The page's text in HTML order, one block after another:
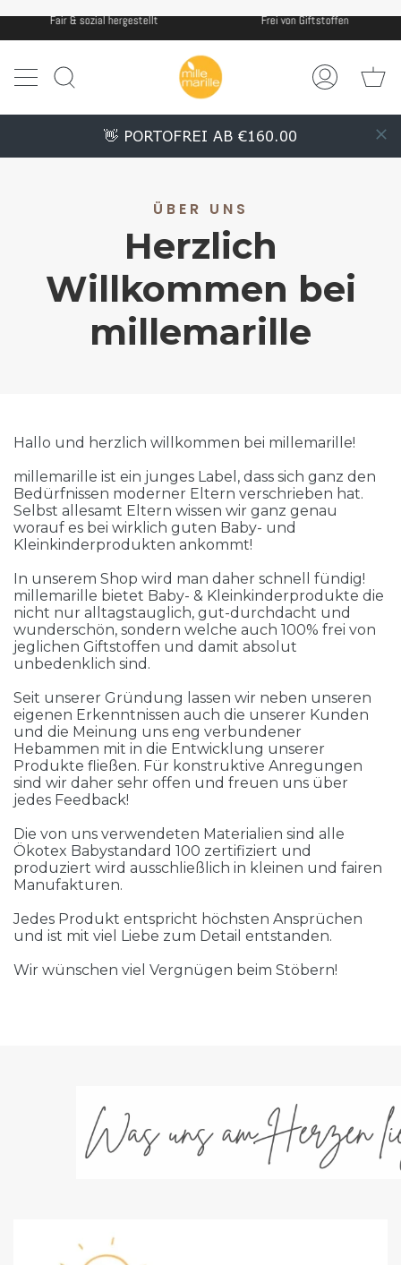
Inhalt
Fair & sozial hergestellt Frei von Giftstoffen
Suche
Mein
👋 PORTOFREI AB €160.00
ÜBER UNS
Herzlich
Willkommen bei
millemarille
Hallo und herzlich willkommen bei millemarille!
millemarille ist ein junges Label, dass sich ganz den
Bedürfnissen moderner Eltern verschrieben hat.
Selbst allesamt Eltern wissen wir ganz genau
worauf es bei wirklich guten Baby- und
Kleinkinderprodukten ankommt!
In unserem Shop wird man daher schnell fündig!
millemarille bietet Baby- & Kleinkinderprodukte die
nicht nur alltagstauglich, gut-durchdacht und
wunderschön, sondern welche auch 100% frei von
jeglichen Giftstoffen und damit absolut
unbedenklich sind.
Seit unserer Gründung lassen wir neben unseren
eigenen Erkenntnissen auch die unserer Kunden
und die Meinung uns eng verbundener
Hebammen mit in die Entwicklung unserer
Produkte fließen. Für konstruktive Anregungen
sind wir daher sehr offen und freuen uns über
jedes Feedback!
Die von uns verwendeten Materialien sind alle
Ökotex Babystandard 100 zertifiziert und
produziert wird ausschließlich in kleinen und fairen
Manufakturen.
Jedes Produkt entspricht höchsten Ansprüchen
und ist mit viel Liebe zum Detail entstanden.
Wir wünschen viel Vergnügen beim Stöbern!